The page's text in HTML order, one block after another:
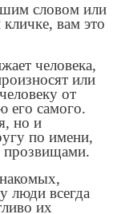
словом или
вам это
человека,
или
от
его самого.
но и
по имени,
прозвищами.
люди всегда
их